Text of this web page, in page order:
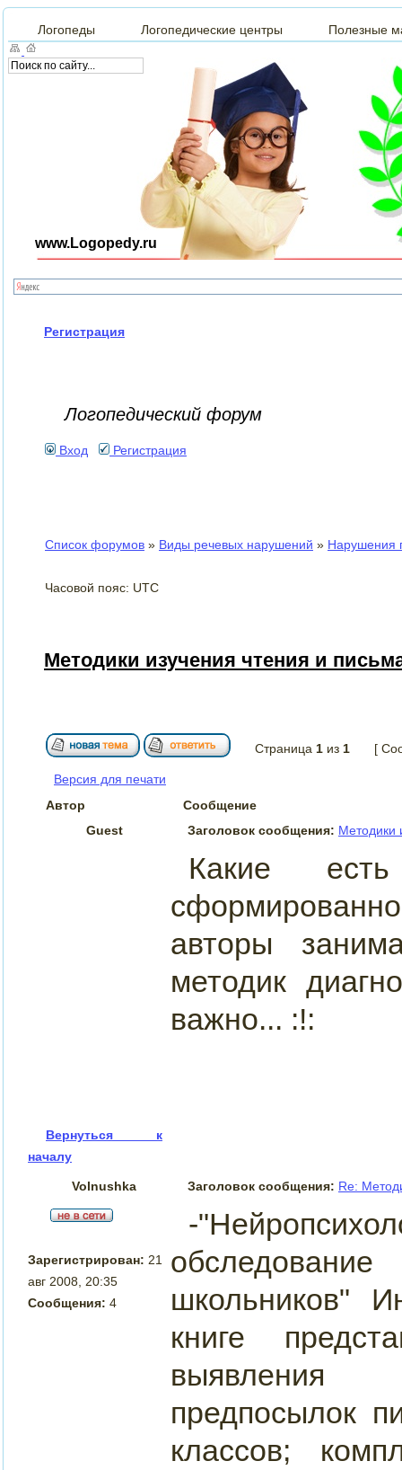
Логопеды Логопедические центры Полезные
www.Logopedy.ru
Регистрация
Логопедический форум
Вход Регистрация
Список форумов » Виды речевых нарушений » Нарушения
Часовой пояс: UTC
Методики изучения чтения и
Страница 1 из 1 [
Версия для печати
Автор
Сообщение
Guest
Заголовок сообщения: Методики
Какие
авторы
методик
важно... :!:
Вернуться к
началу
Volnushka Заголовок сообщения: Re:
Зарегистрирован: 21
авг 2008, 20:35
Сообщения: 4
-
школьников"
книге
выявления
предпосылок
классов;